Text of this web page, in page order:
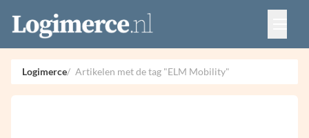
Vacatures
Events
Adverteren
Partners
Logimerce Artikelen met de tag "ELM Mobility"